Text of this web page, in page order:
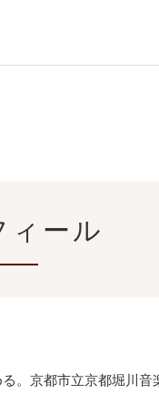
ィール
。京都市立京都堀川